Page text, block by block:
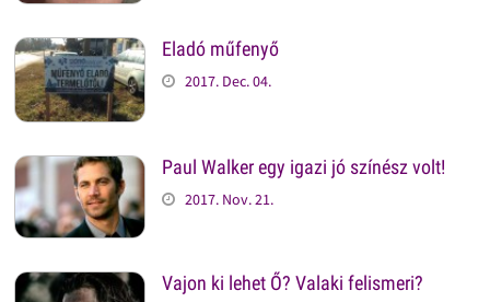
Eladó műfenyő
2017. Dec. 04.
Paul Walker egy igazi jó színész volt!
2017. Nov. 21.
Vajon ki lehet Ő? Valaki felismeri?